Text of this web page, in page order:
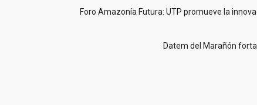
Foro Amazonía Futura: UTP promueve la
Datem del Marañón